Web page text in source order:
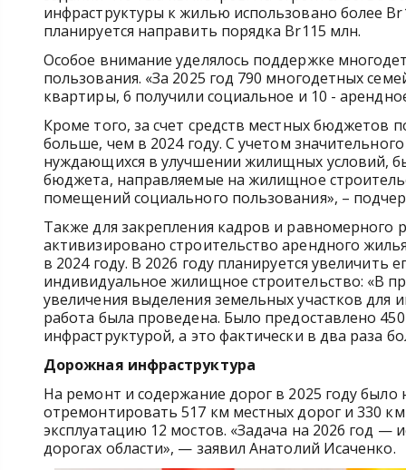
инфраструктуры к жилью использовано более
планируется направить порядка Br115 млн.
Особое внимание уделялось поддержке
пользования. «За 2025 год 790 многодетных
квартиры, 6 получили социальное и 10 -
Кроме того, за счет средств местных бюджетов
больше, чем в 2024 году. С учетом
нуждающихся в улучшении жилищных условий,
бюджета, направляемые на жилищное
помещений социального пользования», –
Также для закрепления кадров и равномерного
активизировано строительство арендного
в 2024 году. В 2026 году планируется увеличить
индивидуальное жилищное строительство: «В
увеличения выделения земельных участков для
работа была проведена. Было предоставлено
инфраструктурой, а это фактически в два раза
Дорожная инфраструктура
На ремонт и содержание дорог в 2025 году
отремонтировать 517 км местных дорог и 330
эксплуатацию 12 мостов. «Задача на 2026 год —
дорогах области», — заявил Анатолий Исаченко.